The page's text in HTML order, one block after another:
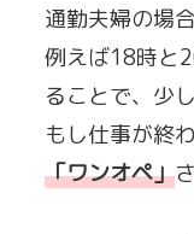
通勤夫婦の場
例えば18時と
ることで、少
もし仕事が終
「ワンオペ」